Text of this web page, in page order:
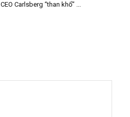
CEO Carlsberg “than khổ” ...